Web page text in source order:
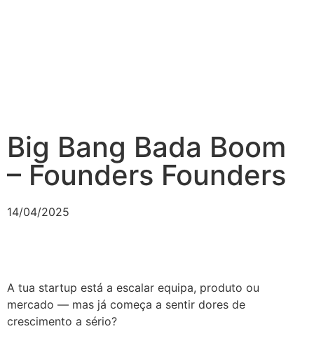
Big Bang Bada Boom
– Founders Founders
14/04/2025
A tua startup está a escalar equipa, produto ou
mercado — mas já começa a sentir dores de
crescimento a sério?